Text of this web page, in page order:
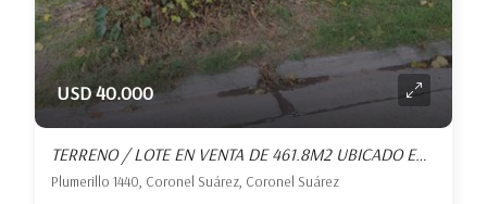
USD 40.000
TERRENO / LOTE EN VENTA DE 461.8M2 UBICADO EN CORONEL SUÁREZ
Plumerillo 1440, Coronel Suárez, Coronel Suárez